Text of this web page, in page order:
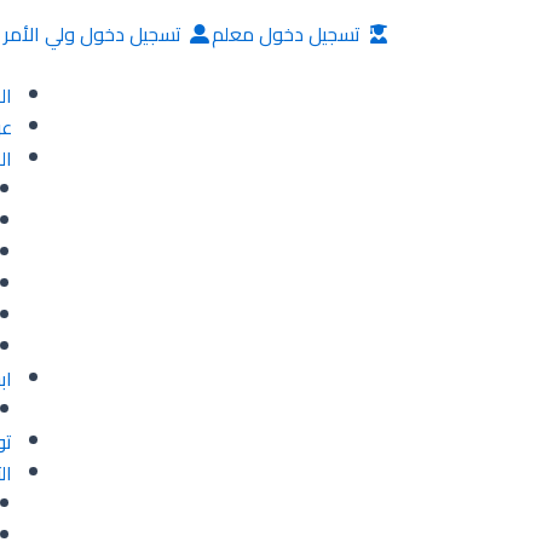
تسجيل دخول معلم
تسجيل دخول ولي الأمر